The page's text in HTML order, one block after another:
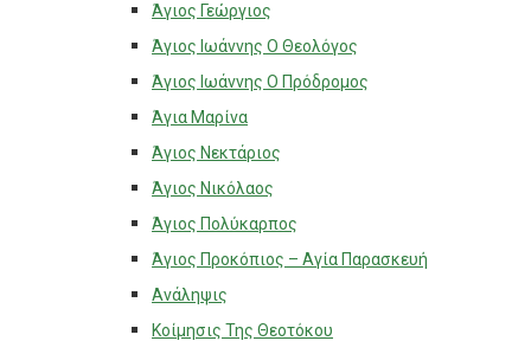
Άγιος Γεώργιος
Άγιος Ιωάννης Ο Θεολόγος
Άγιος Ιωάννης Ο Πρόδρομος
Άγια Μαρίνα
Άγιος Νεκτάριος
Άγιος Νικόλαος
Άγιος Πολύκαρπος
Άγιος Προκόπιος – Αγία Παρασκευή
Ανάληψις
Κοίμησις Της Θεοτόκου